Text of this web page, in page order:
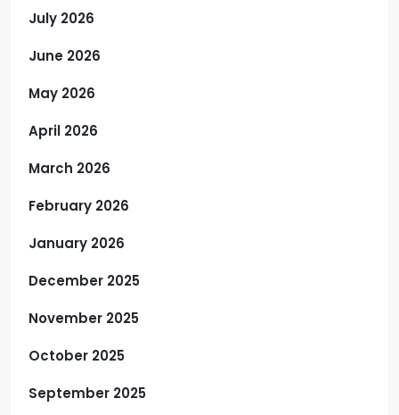
July 2026
June 2026
May 2026
April 2026
March 2026
February 2026
January 2026
December 2025
November 2025
October 2025
September 2025